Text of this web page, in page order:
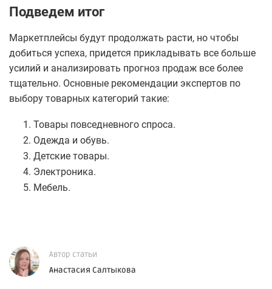
Подведем итог
Маркетплейсы будут продолжать расти, но чтобы
добиться успеха, придется прикладывать все больше
усилий и анализировать прогноз продаж все более
тщательно. Основные рекомендации экспертов по
выбору товарных категорий такие:
Товары повседневного спроса.
Одежда и обувь.
Детские товары.
Электроника.
Мебель.
Автор статьи
Анастасия Салтыкова